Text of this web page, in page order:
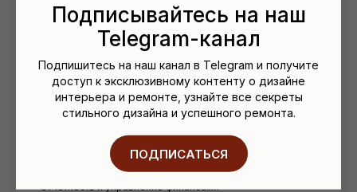
• Авторский контроль (надзор)
• Организация ремонтных работ
• Координация участников
• Приём и проверка поставок
• Работа с УК и технадзором
• Отчётность и управление финансами
Подписывайтесь на наш
Telegram-канал
Подпишитесь на наш канал в Telegram и получите
доступ к эксклюзивному контенту о дизайне
интерьера и ремонте, узнайте все секреты
стильного дизайна и успешного ремонта.
ПОДПИСАТЬСЯ